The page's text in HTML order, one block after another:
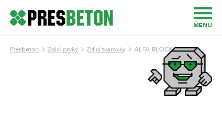
MENU
Presbeton Zdicí prvky Zdicí tvarovky ALFA BLOCK